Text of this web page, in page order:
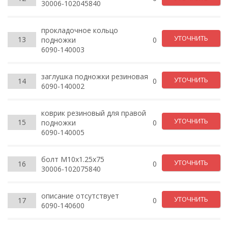
30006-102045840
13
прокладочное кольцо
подножки
6090-140003
0 УТОЧНИТЬ
14
заглушка подножки резиновая
6090-140002
0 УТОЧНИТЬ
15
коврик резиновый для правой
подножки
6090-140005
0 УТОЧНИТЬ
16
болт М10x1.25x75
30006-102075840
0 УТОЧНИТЬ
17
описание отсутствует
6090-140600
0 УТОЧНИТЬ